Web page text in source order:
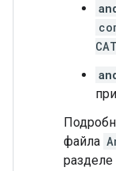
файла
разделе